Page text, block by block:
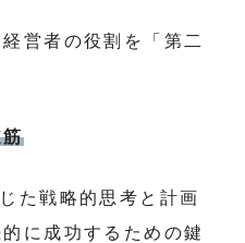
営者の役割を「第二
筋
た戦略的思考と計画
に成功するための鍵